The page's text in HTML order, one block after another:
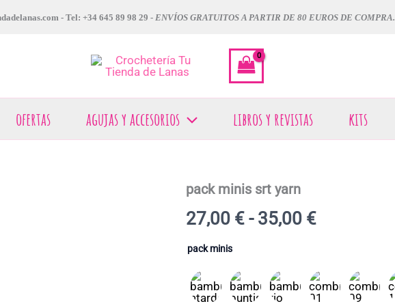
- Tel: +34 645 89 98 29 -ENVÍOS GRATUITOS A PARTIR DE 80 EUROS DE COMPRA.
ofertas agujas y accesorios libros y revistas kits
pack minis srt yarn
27,00 € - 35,00 €de
desde
pack minis
pack
srt
yarn
cantidad